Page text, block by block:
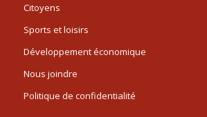
Citoyens
Sports et loisirs
Développement économique
Nous joindre
Politique de confidentialité